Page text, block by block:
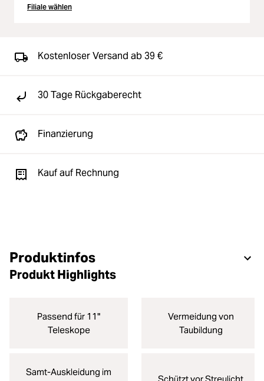
Filiale wählen
Kostenloser Versand ab 39 €
30 Tage Rückgaberecht
Finanzierung
Kauf auf Rechnung
Produktinfos
Produkt Highlights
Passend für 11"
Teleskope
Vermeidung von
Taubildung
Samt-Auskleidung im
Schützt vor Streulicht